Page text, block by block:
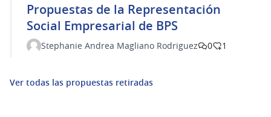
Propuestas de la Representación
Social Empresarial de BPS
Stephanie Andrea Magliano Rodriguez 0 1
Ver todas las propuestas retiradas